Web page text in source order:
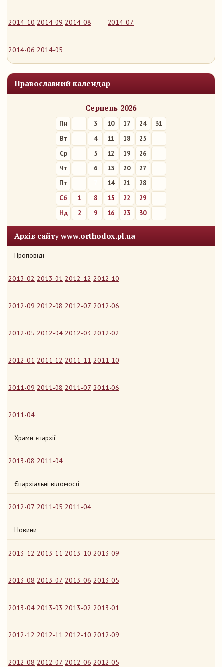
2014-10 2014-09 2014-08 2014-07
2014-06 2014-05
Православний календар
Серпень 2026
Пн 3 10 17 24
31
Вт
4 11 18
25
Ср
5 12 19
26
Чт
6 13 20
27
Пт
14 21
28
Сб
1 8 15 22
29
Нд
2 9 16 23 30
Архів сайту www.orthodox.pl.ua
Проповіді
2013-02 2013-01 2012-12 2012-10
2012-09 2012-08 2012-07 2012-06
2012-05 2012-04 2012-03 2012-02
2012-01 2011-12 2011-11 2011-10
2011-09 2011-08 2011-07 2011-06
2011-04
Храми єпархії
2013-08 2011-04
Єпархіальні відомості
2012-07 2011-05 2011-04
Новини
2013-12 2013-11 2013-10 2013-09
2013-08 2013-07 2013-06 2013-05
2013-04 2013-03 2013-02 2013-01
2012-12 2012-11 2012-10 2012-09
2012-08 2012-07 2012-06 2012-05